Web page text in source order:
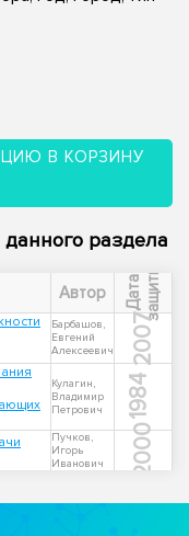
В КОРЗИНУ
раздела
Автор Д
а
т
а
з
а
щ
и
т ы
Барбашов,
Евгений
Алексеевич
2007
Кулагин,
Владимир
Петрович
1984
Пучков,
Игорь
Иванович
2000